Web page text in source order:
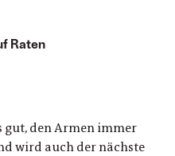
Raten
gut, den Armen immer
wird auch der nächste